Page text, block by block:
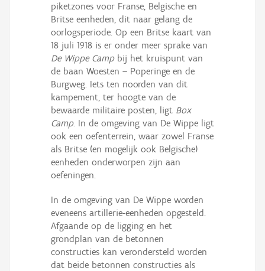
piketzones voor Franse, Belgische en
Britse eenheden, dit naar gelang de
oorlogsperiode. Op een Britse kaart van
18 juli 1918 is er onder meer sprake van
De Wippe Camp bij het kruispunt van
de baan Woesten – Poperinge en de
Burgweg. Iets ten noorden van dit
kampement, ter hoogte van de
bewaarde militaire posten, ligt Box
Camp. In de omgeving van De Wippe ligt
ook een oefenterrein, waar zowel Franse
als Britse (en mogelijk ook Belgische)
eenheden onderworpen zijn aan
oefeningen.
In de omgeving van De Wippe worden
eveneens artillerie-eenheden opgesteld.
Afgaande op de ligging en het
grondplan van de betonnen
constructies kan verondersteld worden
dat beide betonnen constructies als